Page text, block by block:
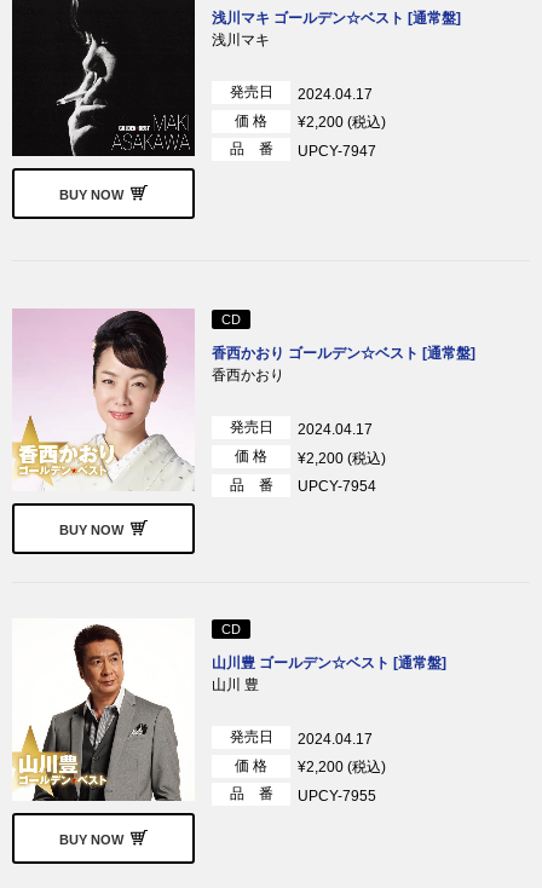
BUY NOW
浅川マキ ゴールデン☆ベスト [通常盤]
浅川マキ
発売日
2024.04.17
価 格
¥2,200 (税込)
品 番
UPCY-7947
BUY NOW
CD
香西かおり ゴールデン☆ベスト [通常盤]
香西かおり
発売日
2024.04.17
価 格
¥2,200 (税込)
品 番
UPCY-7954
BUY NOW
CD
山川豊 ゴールデン☆ベスト [通常盤]
山川 豊
発売日
2024.04.17
価 格
¥2,200 (税込)
品 番
UPCY-7955